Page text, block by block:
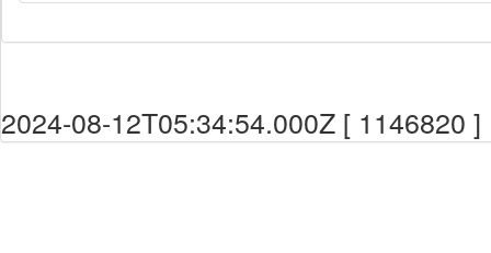
2024-08-12T05:34:54.000Z [ 1146820 ]